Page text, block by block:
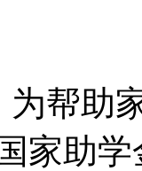
助家
家助